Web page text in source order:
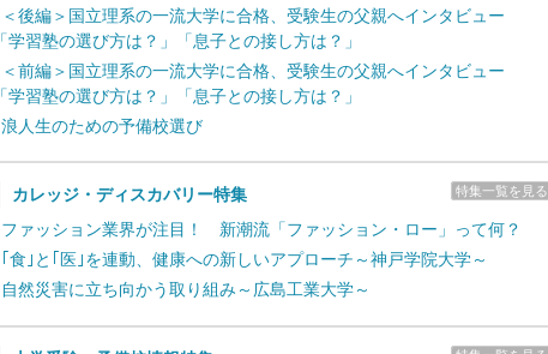
＜後編＞国立理系の一流大学に合格、受験生の父親へインタビュー
「学習塾の選び方は？」「息子との接し方は？」
＜前編＞国立理系の一流大学に合格、受験生の父親へインタビュー
「学習塾の選び方は？」「息子との接し方は？」
浪人生のための予備校選び
特集一覧を見る
カレッジ・ディスカバリー特集
ファッション業界が注目！ 新潮流「ファッション・ロー」って何？
｢食｣と｢医｣を連動、健康への新しいアプローチ～神戸学院大学～
自然災害に立ち向かう取り組み～広島工業大学～